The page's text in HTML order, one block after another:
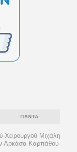
ΠΆΝΤΑ
Χειρουργού Μιχάλη
Αρκάσα Καρπάθου